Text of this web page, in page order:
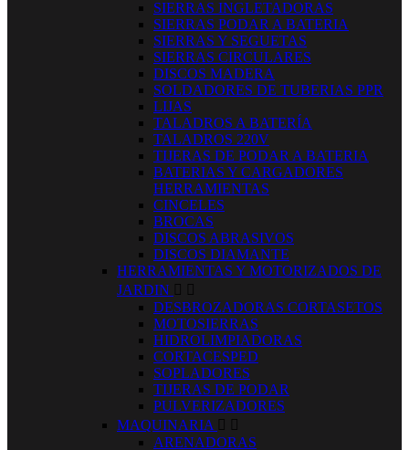
SIERRAS INGLETADORAS
SIERRAS PODAR A BATERIA
SIERRAS Y SEGUETAS
SIERRAS CIRCULARES
DISCOS MADERA
SOLDADORES DE TUBERIAS PPR
LIJAS
TALADROS A BATERÍA
TALADROS 220V
TIJERAS DE PODAR A BATERIA
BATERIAS Y CARGADORES
HERRAMIENTAS
CINCELES
BROCAS
DISCOS ABRASIVOS
DISCOS DIAMANTE
HERRAMIENTAS Y MOTORIZADOS DE
JARDIN  
DESBROZADORAS CORTASETOS
MOTOSIERRAS
HIDROLIMPIADORAS
CORTACESPED
SOPLADORES
TIJERAS DE PODAR
PULVERIZADORES
MAQUINARIA  
ARENADORAS